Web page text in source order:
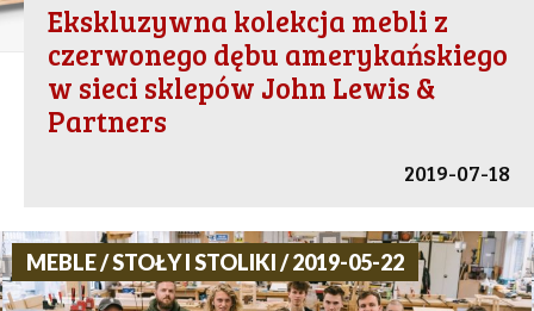
Ekskluzywna kolekcja mebli z
czerwonego dębu amerykańskiego
w sieci sklepów John Lewis &
Partners
2019-07-18
MEBLE / STOŁY I STOLIKI / 2019-05-22